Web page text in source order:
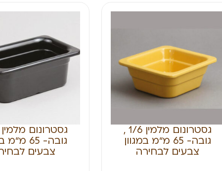
גסטרונום מלמין 1/6 ,
גובה- 65 מ״מ במגוון
צבעים לבחירה
גובה- 65
צבעים